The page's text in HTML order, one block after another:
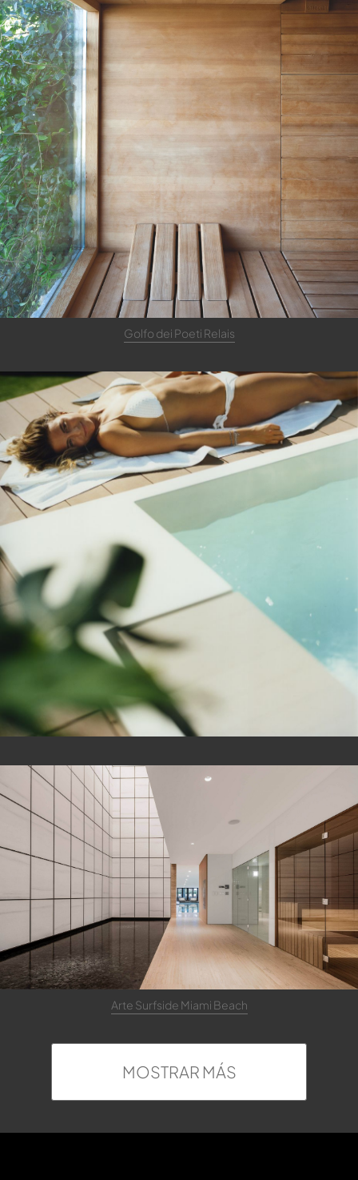
Golfo dei Poeti Relais
Arte Surfside Miami Beach
MOSTRAR MÁS